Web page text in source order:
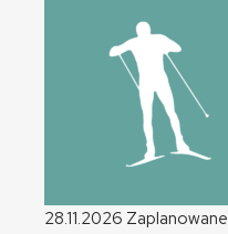
28.11.2026 Zaplanowane